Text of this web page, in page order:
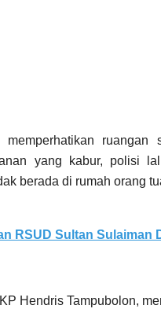
ruangan
yang kabur, polisi
berada di rumah orang
RSUD Sultan
Hendris Tampubolon,